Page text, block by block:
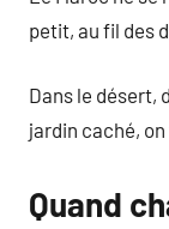
petit, au fil des
Dans le désert,
jardin caché,
Quand